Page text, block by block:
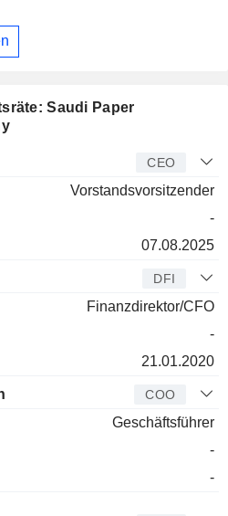
Saudi Paper
CEO
Vorstandsvorsitzender
-
07.08.2025
DFI
Finanzdirektor/CFO
-
21.01.2020
COO
Geschäftsführer
-
-